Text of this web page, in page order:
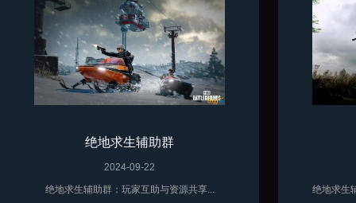
绝地求生辅助群
2024-09-22
绝地求生辅助群：玩家互助与资源共享...
绝地求生